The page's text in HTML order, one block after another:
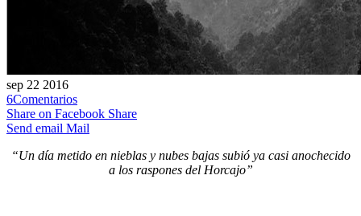
sep 22 2016
6Comentarios
Share on Facebook Share
Send email Mail
“Un día metido en nieblas y nubes bajas subió ya casi anochecido
a los raspones del Horcajo”